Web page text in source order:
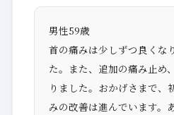
男性59歳
首の痛みは少しずつ良くな
た。また、追加の痛み止め
りました。おかげさまで、
みの改善は進んでいます。